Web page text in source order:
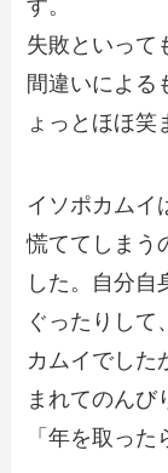
す。
失敗といって
間違いによる
ょっとほほ笑
イソポカムイ
慌ててしまう
した。自分自
ぐったりして
カムイでした
まれてのんび
「年を取っ